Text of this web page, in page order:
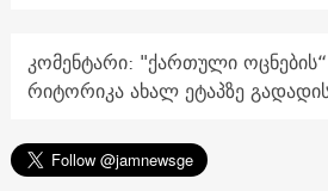
კომენტარი: "ქართული
რიტორიკა ახალ ეტაპზე